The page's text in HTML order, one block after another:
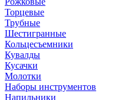
Торцевые
Трубные
Шестигранные
Кольцесъемники
Кувалды
Кусачки
Молотки
Наборы инструментов
Напильники